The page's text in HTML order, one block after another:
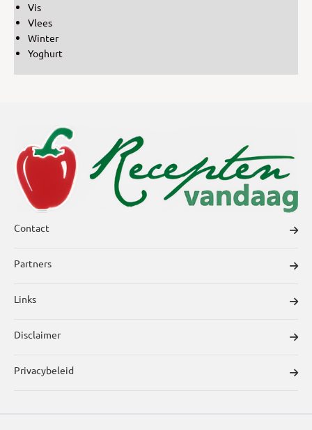
Vis
Vlees
Winter
Yoghurt
Contact
Partners
Links
Disclaimer
Privacybeleid